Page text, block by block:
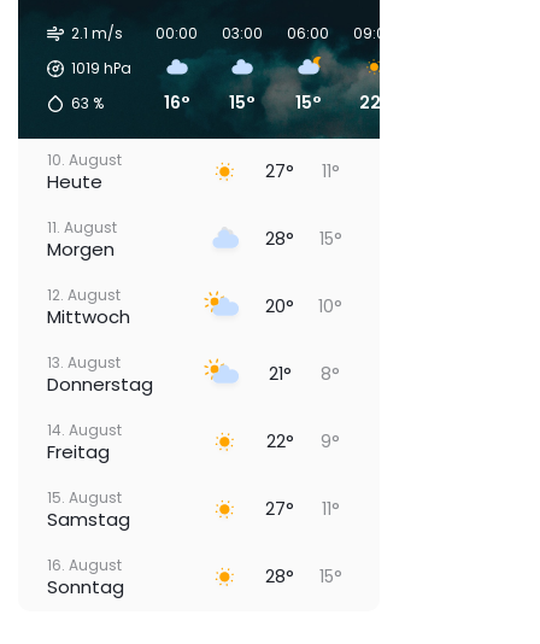
2.1 m/s
1019 hPa
63 %
00:00
16°
03:00
15°
06:00
15°
09:00
22°
10. August
Heute 27° 11°
11. August
Morgen 28° 15°
12. August
Mittwoch 20° 10°
13. August
Donnerstag 21° 8°
14. August
Freitag 22° 9°
15. August
Samstag 27° 11°
16. August
Sonntag 28° 15°